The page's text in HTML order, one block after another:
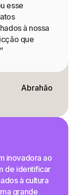
esse
à nossa
que
Abrahão
inovadora ao
de identificar
à cultura
grande